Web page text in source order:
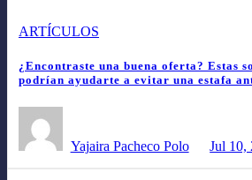
ARTÍCULOS
¿Encontraste una buena oferta? Estas
podrían ayudarte a evitar una estafa
Yajaira Pacheco Polo Jul 10,